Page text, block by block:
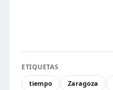
ETIQUETAS
tiempo
Zaragoza